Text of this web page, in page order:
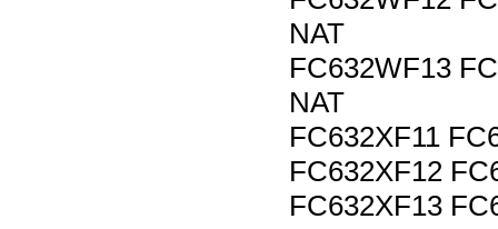
NAT
FC632WF13
NAT
FC632XF11
FC632XF12
FC632XF13